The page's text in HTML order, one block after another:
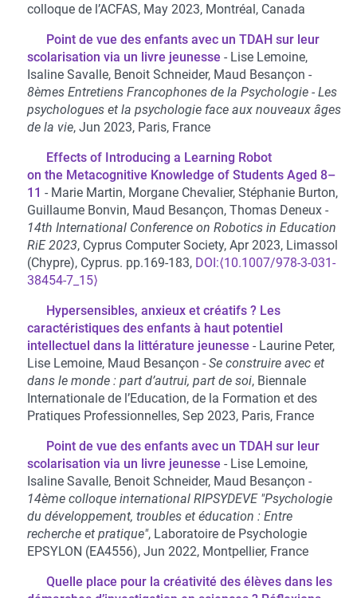
colloque de l’ACFAS, May 2023, Montréal, Canada
Point de vue des enfants avec un TDAH sur leur
scolarisation via un livre jeunesse
Lise Lemoine,
Isaline Savalle, Benoit Schneider, Maud Besançon
8èmes Entretiens Francophones de la Psychologie - Les
psychologues et la psychologie face aux nouveaux âges
de la vie, Jun 2023, Paris, France
Effects of Introducing a Learning Robot
on the Metacognitive Knowledge of Students Aged 8–
11
Marie Martin, Morgane Chevalier, Stéphanie Burton,
Guillaume Bonvin, Maud Besançon, Thomas Deneux
14th International Conference on Robotics in Education
RiE 2023, Cyprus Computer Society, Apr 2023, Limassol
(Chypre), Cyprus. pp.169-183,
⟨10.1007/978-3-031-
38454-7_15⟩
Hypersensibles, anxieux et créatifs ? Les
caractéristiques des enfants à haut potentiel
intellectuel dans la littérature jeunesse
Laurine Peter,
Lise Lemoine, Maud Besançon
Se construire avec et
dans le monde : part d’autrui, part de soi, Biennale
Internationale de l’Education, de la Formation et des
Pratiques Professionnelles, Sep 2023, Paris, France
Point de vue des enfants avec un TDAH sur leur
scolarisation via un livre jeunesse
Lise Lemoine,
Isaline Savalle, Benoit Schneider, Maud Besançon
14ème colloque international RIPSYDEVE "Psychologie
du développement, troubles et éducation : Entre
recherche et pratique", Laboratoire de Psychologie
EPSYLON (EA4556), Jun 2022, Montpellier, France
Quelle place pour la créativité des élèves dans les